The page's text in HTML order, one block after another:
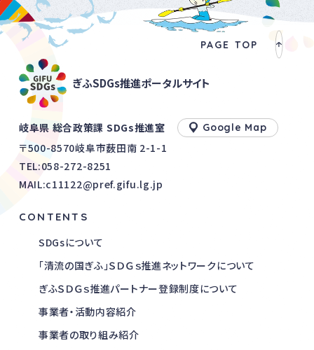
PAGE TOP
ぎふSDGs推進ポータルサイト
岐阜県 総合政策課 SDGs推進室 Google Map
〒500-8570岐阜市薮田南 2-1-1
TEL:058-272-8251
MAIL:c11122@pref.gifu.lg.jp
CONTENTS
SDGsについて
「清流の国ぎふ」ＳＤＧｓ推進ネットワークについて
ぎふＳＤＧｓ推進パートナー登録制度について
事業者・活動内容紹介
事業者の取り組み紹介